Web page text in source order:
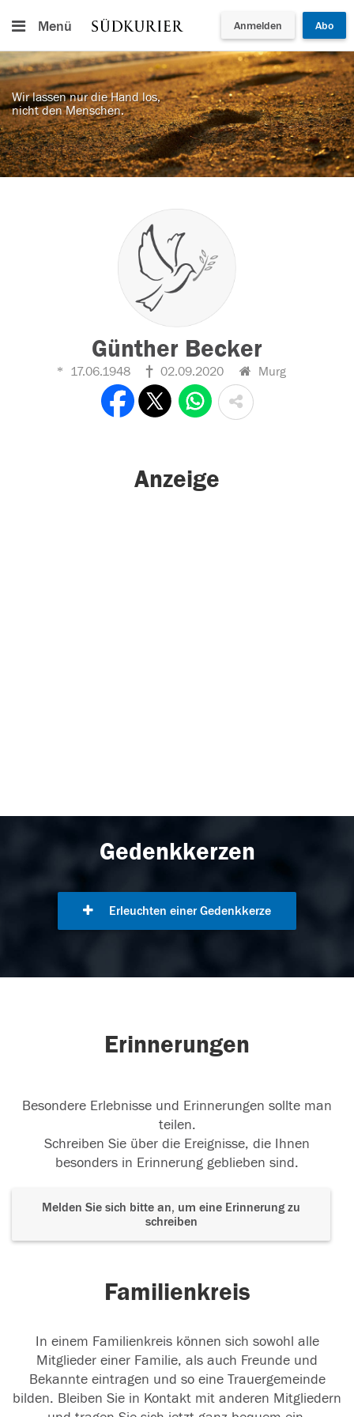
Menü Anmelden Abo
Wir lassen nur die Hand los,
nicht den Menschen.
Günther Becker
17.06.1948 02.09.2020 Murg
Anzeige
Gedenkkerzen
Erleuchten einer Gedenkkerze
Erinnerungen
Besondere Erlebnisse und Erinnerungen sollte man
teilen.
Schreiben Sie über die Ereignisse, die Ihnen
besonders in Erinnerung geblieben sind.
Melden Sie sich bitte an, um eine Erinnerung zu
schreiben
Familienkreis
In einem Familienkreis können sich sowohl alle
Mitglieder einer Familie, als auch Freunde und
Bekannte eintragen und so eine Trauergemeinde
bilden. Bleiben Sie in Kontakt mit anderen Mitgliedern